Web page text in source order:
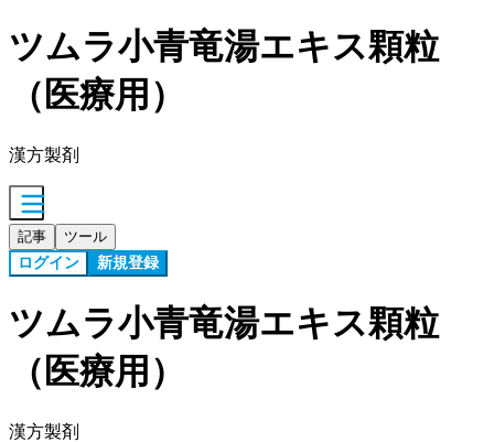
ツムラ小青竜湯エキス顆粒
（医療用）
漢方製剤
記事 ツール
ログイン 新規登録
ツムラ小青竜湯エキス顆粒
（医療用）
漢方製剤